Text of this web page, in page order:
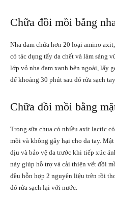
Chữa đồi mồi bằng
Nha đam chứa hơn 20 loại amino
có tác dụng tẩy da chết và làm sáng
lớp vỏ nha đam xanh bên ngoài, lấy
để khoảng 30 phút sau đó rửa sạch
Chữa đồi mồi bằng
Trong sữa chua có nhiều axit lactic
mồi và không gây hại cho da tay.
dịu và bảo vệ da trước khi tiếp xúc
này giúp hỗ trợ và cải thiện vết đồi
đều hỗn hợp 2 nguyên liệu trên rồi
đó rửa sạch lại với nước.